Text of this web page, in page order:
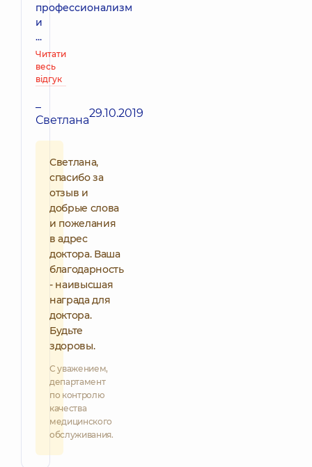
профессионализм
и
...
Читати
весь
відгук
–
Светлана29.10.2019
Светлана,
спасибо за
отзыв и
добрые слова
и пожелания
в адрес
доктора. Ваша
благодарность
- наивысшая
награда для
доктора.
Будьте
здоровы.
С уважением,
департамент
по контролю
качества
медицинского
обслуживания.